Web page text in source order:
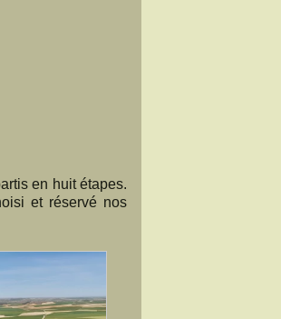
en huit étapes.
et réservé nos